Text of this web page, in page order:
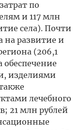
по
и 117 млн
села). Почти
на развитие и
(206,1
изделиями
лечебного
21 млн рублей